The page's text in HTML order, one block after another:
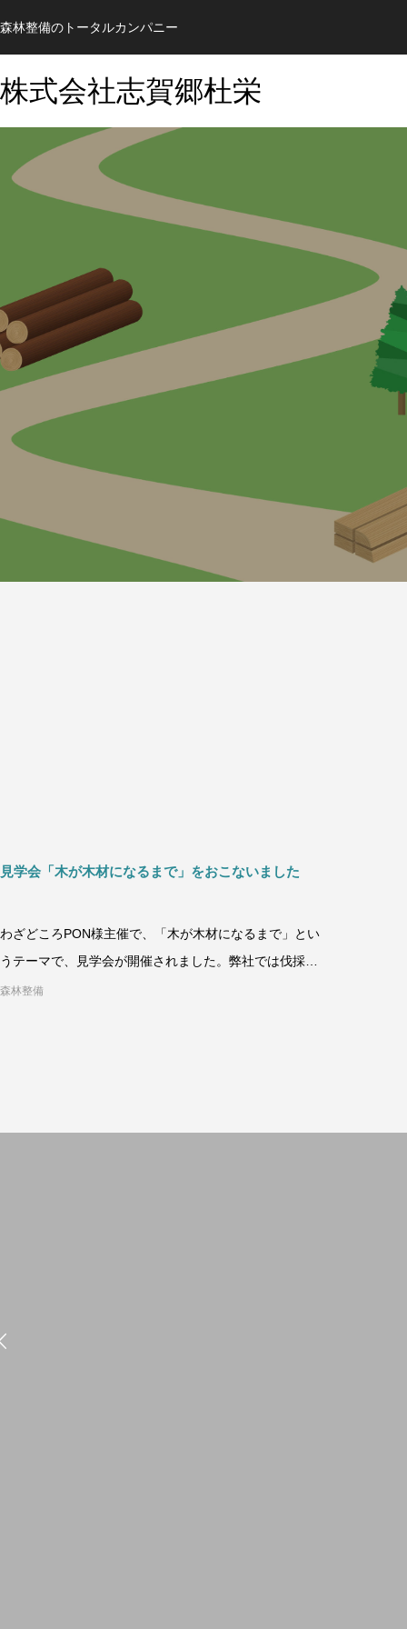
森林整備のトータルカンパニー
株式会社志賀郷杜栄
見学会「木が木材になるまで」をおこないました
わざどころPON様主催で、「木が木材になるまで」とい
うテーマで、見学会が開催されました。弊社では伐採
や、製材の現場を
森林整備